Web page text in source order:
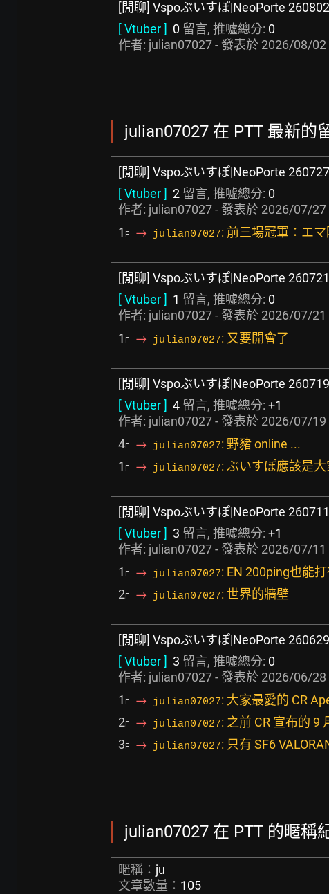
[閒聊] Vspoぶいすぽ|NeoPorte 260802
[ Vtuber ] 0 留言, 推噓總分: 0
作者: julian07027 - 發表於 2026/08/02
julian07027 在 PTT 最新的
[閒聊] Vspoぶいすぽ|NeoPorte
[ Vtuber ] 2 留言, 推噓總分: 0
作者: julian07027 - 發表於 2026/07/27
1 F → julian07027: 前三場冠軍：エ
[閒聊] Vspoぶいすぽ|NeoPorte 260721
[ Vtuber ] 1 留言, 推噓總分: 0
作者: julian07027 - 發表於 2026/07/21
1 F → julian07027: 又要開會了
[閒聊] Vspoぶいすぽ|NeoPorte 260719
[ Vtuber ] 4 留言, 推噓總分: +1
作者: julian07027 - 發表於 2026/07/19
4F → julian07027: 野豬 online ...
1 F → julian07027: ぶいすぽ應該是
[閒聊] Vspoぶいすぽ|NeoPorte 260711
[ Vtuber ] 3 留言, 推噓總分: +1
作者: julian07027 - 發表於 2026/07/11
1 F → julian07027: EN 200ping也能
2F → julian07027: 世界的牆壁
[閒聊] Vspoぶいすぽ|NeoPorte 260629
[ Vtuber ] 3 留言, 推噓總分: 0
作者: julian07027 - 發表於 2026/06/28
1 F → julian07027: 大家最愛的 CR
2F → julian07027: 之前 CR 宣布的 9
3F → julian07027: 只有 SF6
julian07027 在 PTT 的暱稱
暱稱： ju
文章數量： 105